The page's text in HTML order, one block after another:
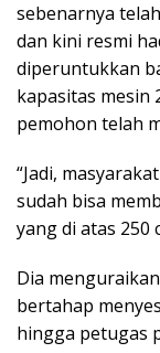
sebenarnya
dan kini resmi
diperuntukkan
kapasitas mesin
pemohon telah
“Jadi,
sudah bisa
yang di atas 250
Dia
bertahap
hingga petugas